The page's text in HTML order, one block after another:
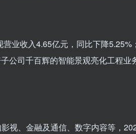
业收入4.65亿元，同比下降
公司千百辉的智能景观亮化工程
视、金融及通信、数字内容等，